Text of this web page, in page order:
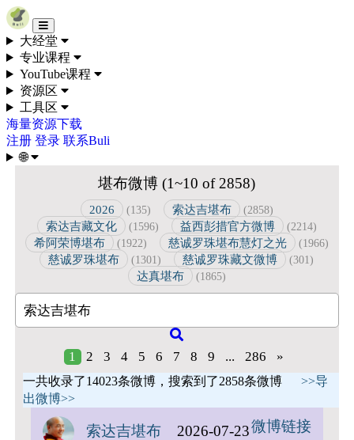
Skip to content
大经堂
专业课程
YouTube课程
资源区
工具区
海量资源下载
注册 登录 联系Buli
🌐
堪布微博 (1~10 of 2858)
2026 (135) 索达吉堪布 (2858)
索达吉藏文化 (1596) 益西彭措官方微博 (2214)
希阿荣博堪布 (1922) 慈诚罗珠堪布慧灯之光 (1966)
慈诚罗珠堪布 (1301) 慈诚罗珠藏文微博 (301)
达真堪布 (1865)
1 2 3 4 5 6 7 8 9 ... 286 »
一共收录了14023条微博，搜索到了2858条微博
>>导
出微博>>
索达吉堪布 2026-07-23微博链接